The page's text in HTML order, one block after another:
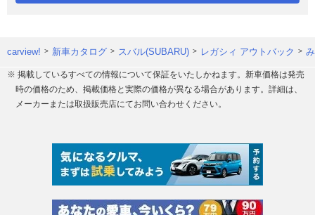
carview! 新車カタログ スバル(SUBARU) レガシィ アウトバック
※ 掲載しているすべての情報について保証をいたしかねます。新車価格は発売
時の価格のため、掲載価格と実際の価格が異なる場合があります。詳細は、
メーカーまたは取扱販売店にてお問い合わせください。